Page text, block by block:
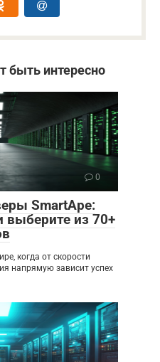
быть интересно
0
SmartApe:
выберите из 70+
когда от скорости
напрямую зависит успех